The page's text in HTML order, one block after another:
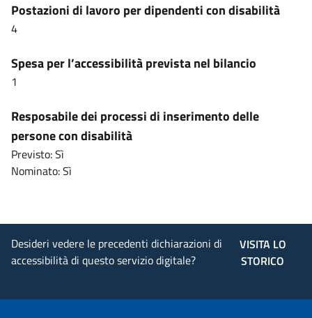
Postazioni di lavoro per dipendenti con disabilità
4
Spesa per l’accessibilità prevista nel bilancio
1
Resposabile dei processi di inserimento delle
persone con disabilità
Previsto: Sì
Nominato: Sì
Desideri vedere le precedenti dichiarazioni di
accessibilità di questo servizio digitale?
VISITA LO
STORICO